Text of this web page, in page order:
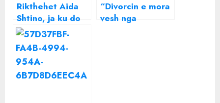
Rikthehet Aida
Shtino, ja ku do
ta shohim
moderatoren
“Divorcin e mora
vesh nga